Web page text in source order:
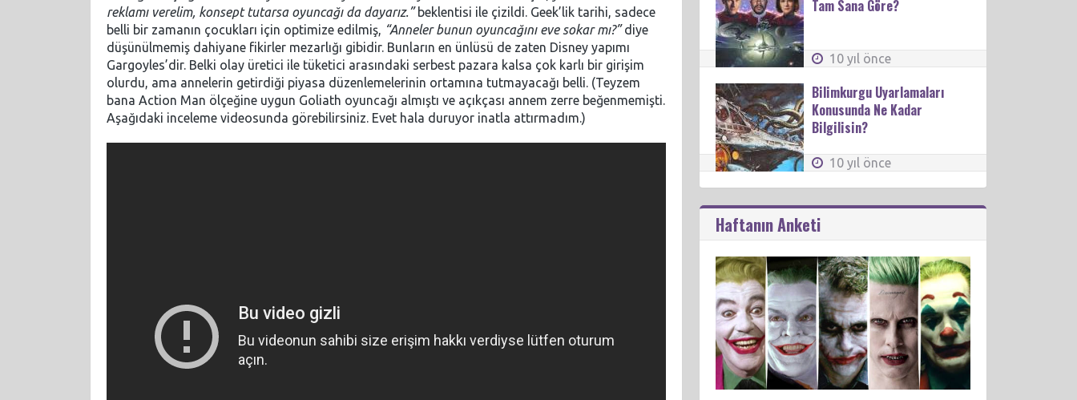
reklamı verelim, konsept tutarsa oyuncağı da dayarız.”beklentisi ile çizildi. Geek’lik tarihi, sadece
belli bir zamanın çocukları için optimize edilmiş, “Anneler bunun oyuncağını eve sokar mı?”diye
düşünülmemiş dahiyane fikirler mezarlığı gibidir. Bunların en ünlüsü de zaten Disney yapımı
Gargoyles’dir. Belki olay üretici ile tüketici arasındaki serbest pazara kalsa çok karlı bir girişim
olurdu, ama annelerin getirdiği piyasa düzenlemelerinin ortamına tutmayacağı belli. (Teyzem
bana Action Man ölçeğine uygun Goliath oyuncağı almıştı ve açıkçası annem zerre beğenmemişti.
Aşağıdaki inceleme videosunda görebilirsiniz. Evet hala duruyor inatla attırmadım.)
Tam Sana Göre?
10 yıl önce
Bilimkurgu Uyarlamaları
Konusunda Ne Kadar
Bilgilisin?
10 yıl önce
Haftanın Anketi